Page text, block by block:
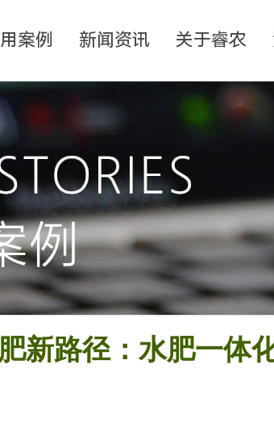
案例 新闻资讯 关于睿农
新路径：水肥一体